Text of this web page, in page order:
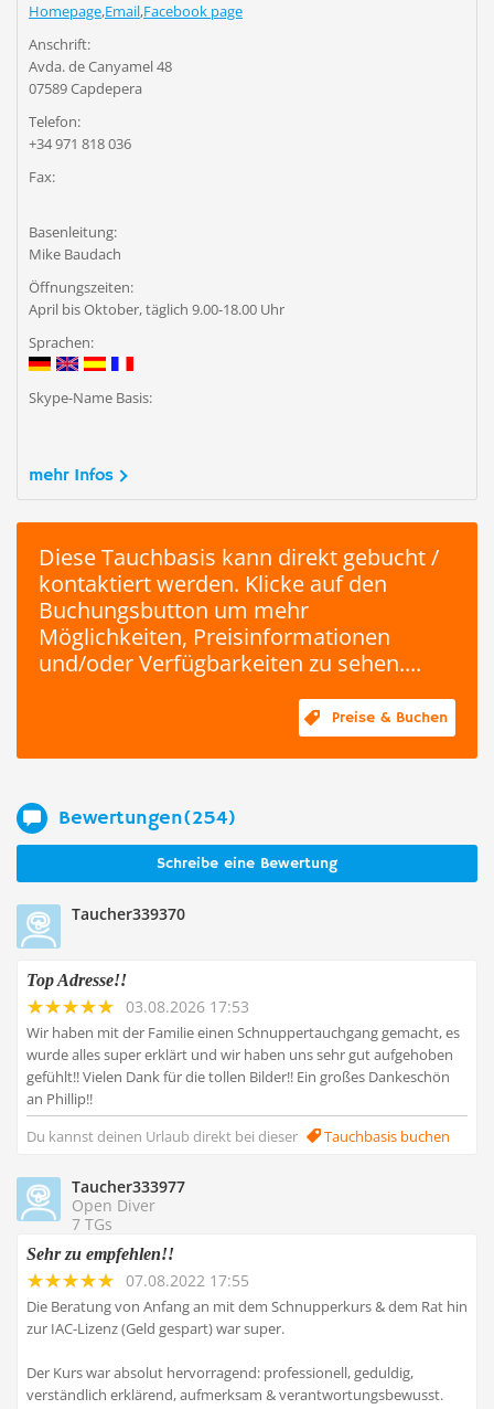
Homepage,Email,Facebook page
Anschrift:
Avda. de Canyamel 48
07589 Capdepera
Telefon:
+34 971 818 036
Fax:
Basenleitung:
Mike Baudach
Öffnungszeiten:
April bis Oktober, täglich 9.00-18.00 Uhr
Sprachen:
Skype-Name Basis:
mehr Infos
Diese Tauchbasis kann direkt gebucht /
kontaktiert werden. Klicke auf den
Buchungsbutton um mehr
Möglichkeiten, Preisinformationen
und/oder Verfügbarkeiten zu sehen....
Preise & Buchen
Bewertungen(254)
Schreibe eine Bewertung
Taucher339370
Top Adresse!!
03.08.2026 17:53
Wir haben mit der Familie einen Schnuppertauchgang gemacht, es
wurde alles super erklärt und wir haben uns sehr gut aufgehoben
gefühlt!! Vielen Dank für die tollen Bilder!! Ein großes Dankeschön
an Phillip!!
Du kannst deinen Urlaub direkt bei dieser
Tauchbasis buchen
Taucher333977
Open Diver
7 TGs
Sehr zu empfehlen!!
07.08.2022 17:55
Die Beratung von Anfang an mit dem Schnupperkurs & dem Rat hin
zur IAC-Lizenz (Geld gespart) war super.
Der Kurs war absolut hervorragend: professionell, geduldig,
verständlich erklärend, aufmerksam & verantwortungsbewusst.